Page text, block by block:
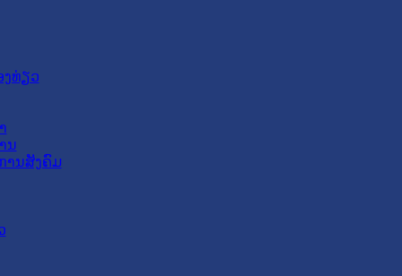
ງທ່ຽວ
ນ
ານສັງຄົມ